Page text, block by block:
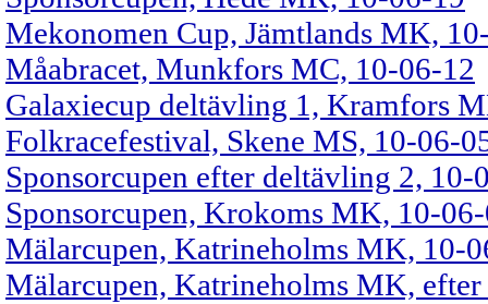
Mekonomen Cup, Jämtlands MK,
Måabracet, Munkfors MC, 10-06-12
Galaxiecup deltävling 1, Kramfors
Folkracefestival, Skene MS, 10-06-
Sponsorcupen efter deltävling 2, 10-
Sponsorcupen, Krokoms MK, 10-
Mälarcupen, Katrineholms MK, 10-
Mälarcupen, Katrineholms MK,